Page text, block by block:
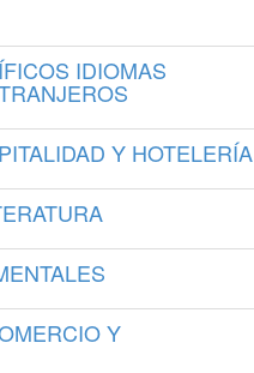
IDIOMAS
Y HOTELERÍA
Y